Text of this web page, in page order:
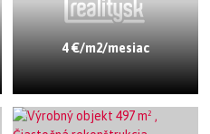
4 €/m2/mesiac